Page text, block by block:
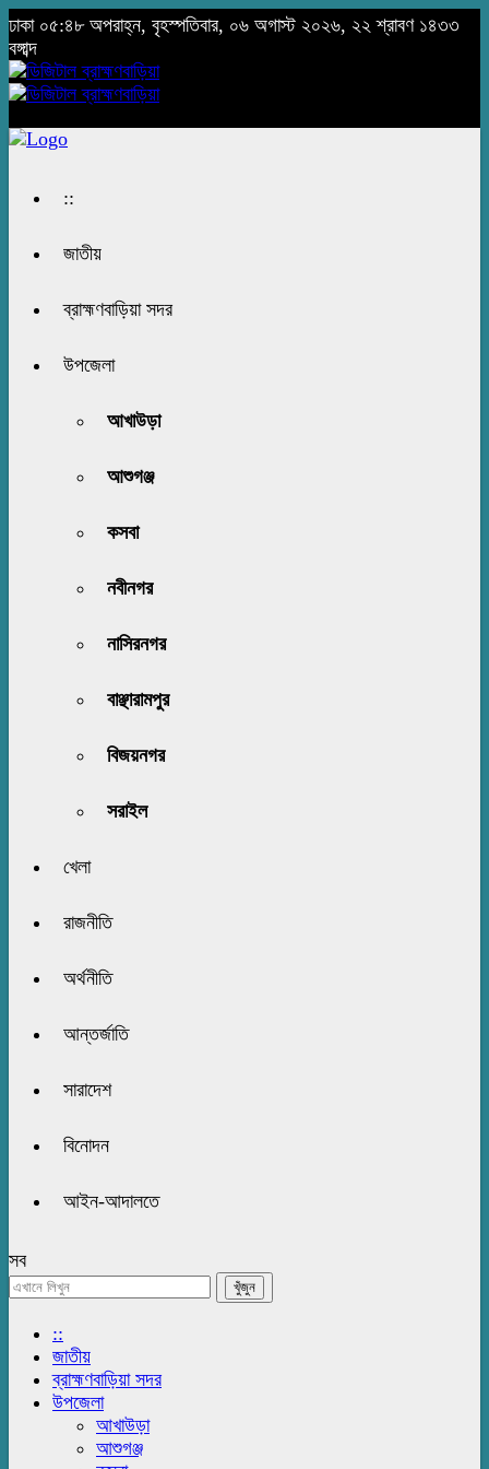
ঢাকা ০৫:৪৮ অপরাহ্ন, বৃহস্পতিবার, ০৬ অগাস্ট ২০২৬, ২২ শ্রাবণ ১৪৩৩
বঙ্গাব্দ
::
জাতীয়
ব্রাহ্মণবাড়িয়া সদর
উপজেলা
আখাউড়া
আশুগঞ্জ
কসবা
নবীনগর
নাসিরনগর
বাঞ্ছারামপুর
বিজয়নগর
সরাইল
খেলা
রাজনীতি
অর্থনীতি
আন্তর্জাতি
সারাদেশ
বিনোদন
আইন-আদালতে
সব
::
জাতীয়
ব্রাহ্মণবাড়িয়া সদর
উপজেলা
আখাউড়া
আশুগঞ্জ